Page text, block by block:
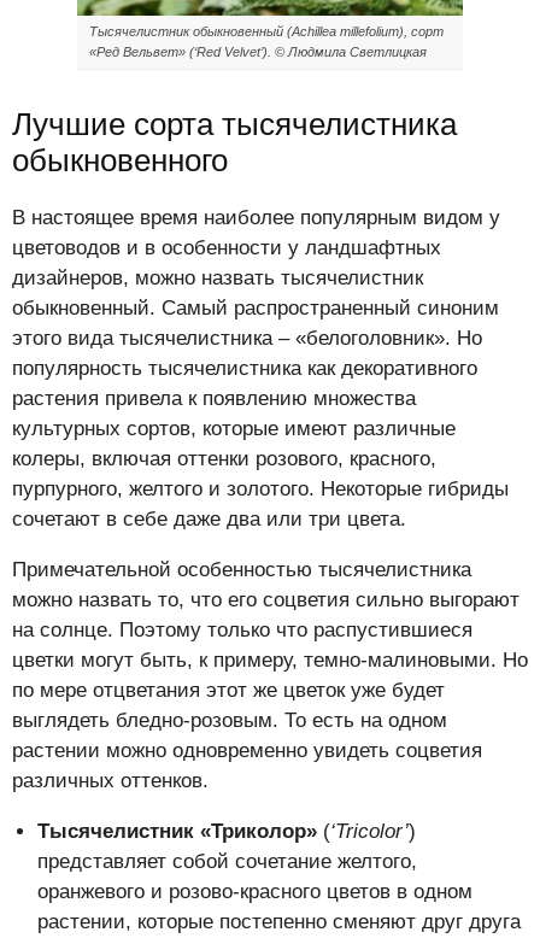
Тысячелистник обыкновенный (Achillea millefolium), сорт
«Ред Вельвет» (‘Red Velvet’). © Людмила Светлицкая
Лучшие сорта тысячелистника
обыкновенного
В настоящее время наиболее популярным видом у
цветоводов и в особенности у ландшафтных
дизайнеров, можно назвать тысячелистник
обыкновенный. Самый распространенный синоним
этого вида тысячелистника – «белоголовник». Но
популярность тысячелистника как декоративного
растения привела к появлению множества
культурных сортов, которые имеют различные
колеры, включая оттенки розового, красного,
пурпурного, желтого и золотого. Некоторые гибриды
сочетают в себе даже два или три цвета.
Примечательной особенностью тысячелистника
можно назвать то, что его соцветия сильно выгорают
на солнце. Поэтому только что распустившиеся
цветки могут быть, к примеру, темно-малиновыми. Но
по мере отцветания этот же цветок уже будет
выглядеть бледно-розовым. То есть на одном
растении можно одновременно увидеть соцветия
различных оттенков.
Тысячелистник «Триколор» (‘Tricolor’)
представляет собой сочетание желтого,
оранжевого и розово-красного цветов в одном
растении, которые постепенно сменяют друг друга